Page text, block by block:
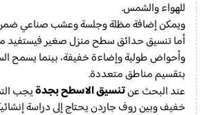
للهواء والشمس.
ويمكن إضافة مظلة وجلسة وعشب صناعي
أما تنسيق حدائق سطح منزل صغير
وأحواض طولية وإضاءة خفيفة، بينما يسمح
بتقسيم مناطق متعددة.
عند البحث عنتنسيق الاسطح بجدةيجب
خفيف وبين روف جاردن يحتاج إلى دراسة